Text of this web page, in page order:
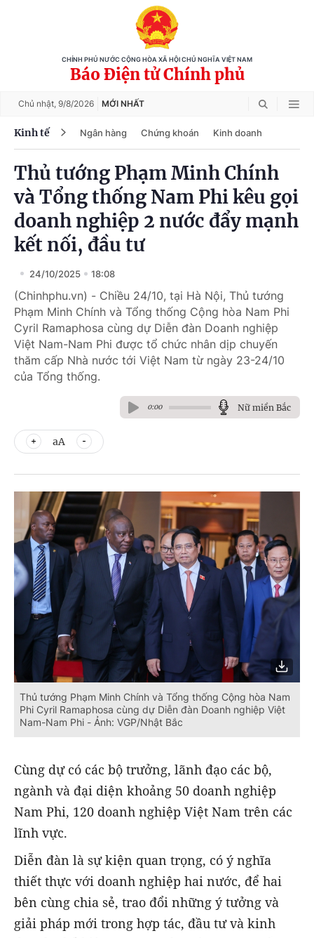
CHÍNH PHỦ NƯỚC CỘNG HÒA XÃ HỘI CHỦ NGHĨA VIỆT NAM
Báo Điện tử Chính phủ
Chủ nhật, 9/8/2026 MỚI NHẤT
Kinh tế Ngân hàng Chứng khoán Kinh doanh
Thủ tướng Phạm Minh Chính
và Tổng thống Nam Phi kêu gọi
doanh nghiệp 2 nước đẩy mạnh
kết nối, đầu tư
24/10/2025 18:08
(Chinhphu.vn) - Chiều 24/10, tại Hà Nội, Thủ tướng
Phạm Minh Chính và Tổng thống Cộng hòa Nam Phi
Cyril Ramaphosa cùng dự Diễn đàn Doanh nghiệp
Việt Nam-Nam Phi được tổ chức nhân dịp chuyến
thăm cấp Nhà nước tới Việt Nam từ ngày 23-24/10
của Tổng thống.
0:00 Nữ miền Bắc
aA
Thủ tướng Phạm Minh Chính và Tổng thống Cộng hòa Nam
Phi Cyril Ramaphosa cùng dự Diễn đàn Doanh nghiệp Việt
Nam-Nam Phi - Ảnh: VGP/Nhật Bắc
Cùng dự có các bộ trưởng, lãnh đạo các bộ,
ngành và đại diện khoảng 50 doanh nghiệp
Nam Phi, 120 doanh nghiệp Việt Nam trên các
lĩnh vực.
Diễn đàn là sự kiện quan trọng, có ý nghĩa
thiết thực với doanh nghiệp hai nước, để hai
bên cùng chia sẻ, trao đổi những ý tưởng và
giải pháp mới trong hợp tác, đầu tư và kinh